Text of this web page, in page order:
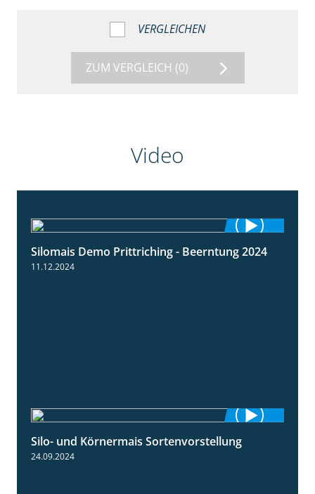
VERGLEICHEN
ZUM VERGLEICH (0)
Video
12:28
Silomais Demo Prittriching - Beerntung 2024
11.12.2024
4:26
Silo- und Körnermais Sortenvorstellung
24.09.2024